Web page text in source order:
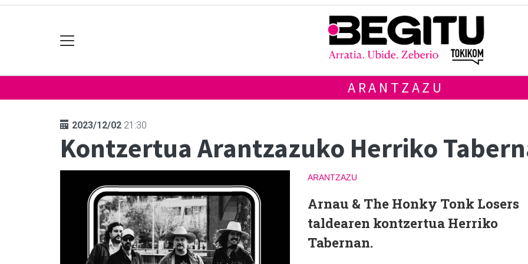
ARANTZAZU
2023/12/02 21:30
Kontzertua Arantzazuko Herriko
ARANTZAZU
Arnau & The Honky Tonk Losers
taldearen kontzertua Herriko
Tabernan.